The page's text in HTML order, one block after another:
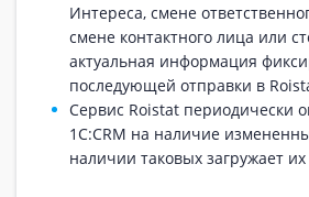
Интереса, смене
смене контактного лица или
актуальная информация
последующей отправки в
Сервис Roistat периодически
1С:CRM на наличие
наличии таковых загружает их